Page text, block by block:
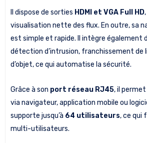
Il dispose de sorties HDMI et VGA Full HD
visualisation nette des flux. En outre, sa
est simple et rapide. Il intègre également
détection d’intrusion, franchissement de
d’objet, ce qui automatise la sécurité.
Grâce à son port réseau RJ45, il permet
via navigateur, application mobile ou
supporte jusqu’à 64 utilisateurs, ce qui
multi-utilisateurs.